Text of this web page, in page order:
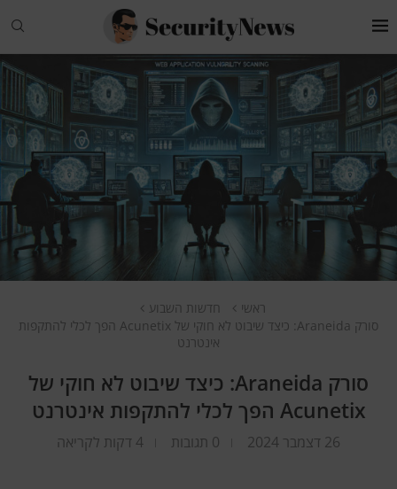
ראשי
חדשות השבוע
סורק Araneida: כיצד שיבוט לא חוקי של Acunetix הפך לכלי להתקפות
אינטרנט
סורק Araneida: כיצד שיבוט לא חוקי של
Acunetix הפך לכלי להתקפות אינטרנט
26 דצמבר 2024 0 תגובות 4 דקות לקריאה